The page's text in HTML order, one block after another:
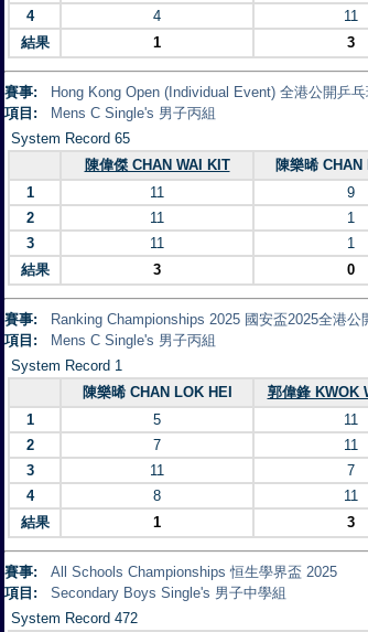
4
4
11
結果
1 3
賽事:
Hong Kong Open (Individual Event) 全港公開乒
項目:
Mens C Single's 男子丙組
System Record 65
陳偉傑 CHAN WAI KIT
陳樂晞 CHAN
1
11
9
2
11
1
3
11
1
結果
3 0
賽事:
Ranking Championships 2025 國安盃2025全港
項目:
Mens C Single's 男子丙組
System Record 1
陳樂晞 CHAN LOK HEI
郭偉鋒 KWOK
1
5
11
2
7
11
3
11
7
4
8
11
結果
1 3
賽事:
All Schools Championships 恒生學界盃 2025
項目:
Secondary Boys Single's 男子中學組
System Record 472